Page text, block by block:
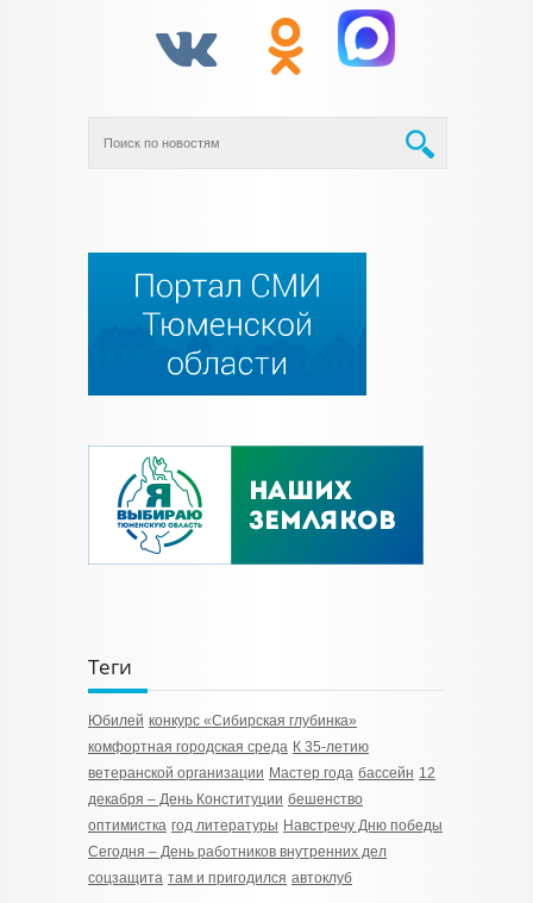
Теги
Юбилей конкурс «Сибирская глубинка»
комфортная городская среда К 35-летию
ветеранской организации Мастер года бассейн 12
декабря – День Конституции бешенство
оптимистка год литературы Навстречу Дню победы
Сегодня – День работников внутренних дел
соцзащита там и пригодился автоклуб